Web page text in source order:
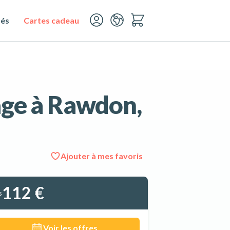
Cartes cadeau
à Rawdon,
Ajouter à mes favoris
Voir les 3 photos
112 €
Voir les offres